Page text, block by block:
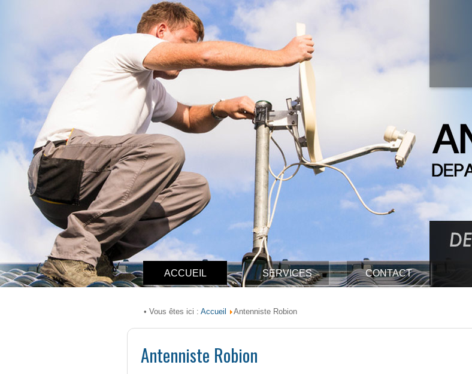
ACCUEIL SERVICES CONTACT
• Vous êtes ici : Accueil Antenniste Robion
Antenniste Robion